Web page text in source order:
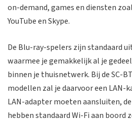
on-demand, games en diensten
YouTube en Skype.
De Blu-ray-spelers zijn standaard
waarmee je gemakkelijk al je
binnen je thuisnetwerk. Bij de SC-
modellen zal je daarvoor een LAN-
LAN-adapter moeten aansluiten,
hebben standaard Wi-Fi aan boord